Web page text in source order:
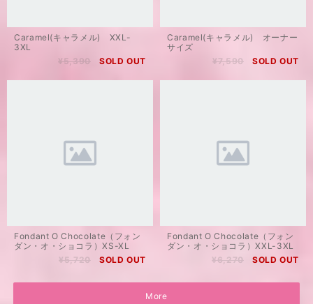
Caramel(キャラメル) XXL-
3XL
¥5,390
SOLD OUT
Caramel(キャラメル) オーナー
サイズ
¥7,590
SOLD OUT
Fondant O Chocolate（フォン
ダン・オ・ショコラ）XS-XL
¥5,720
SOLD OUT
Fondant O Chocolate（フォン
ダン・オ・ショコラ）XXL-3XL
¥6,270
SOLD OUT
More